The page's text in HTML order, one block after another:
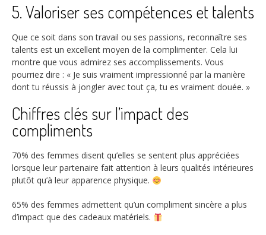
5. Valoriser ses compétences et talents
Que ce soit dans son travail ou ses passions, reconnaître ses
talents est un excellent moyen de la complimenter. Cela lui
montre que vous admirez ses accomplissements. Vous
pourriez dire : « Je suis vraiment impressionné par la manière
dont tu réussis à jongler avec tout ça, tu es vraiment douée. »
Chiffres clés sur l’impact des
compliments
70% des femmes disent qu’elles se sentent plus appréciées
lorsque leur partenaire fait attention à leurs qualités intérieures
plutôt qu’à leur apparence physique.
65% des femmes admettent qu’un compliment sincère a plus
d’impact que des cadeaux matériels.